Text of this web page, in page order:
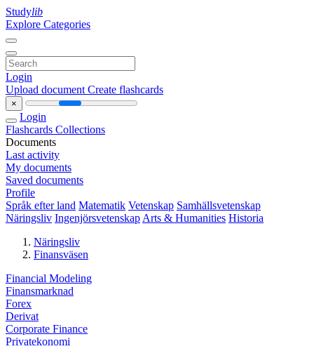
Studylib
Explore Categories
Login
Upload document Create flashcards
×
Login
Flashcards Collections
Documents
Last activity
My documents
Saved documents
Profile
Språk efter land Matematik Vetenskap Samhällsvetenskap
Näringsliv Ingenjörsvetenskap Arts & Humanities Historia
Näringsliv
Finansväsen
Financial Modeling
Finansmarknad
Forex
Derivat
Corporate Finance
Privatekonomi